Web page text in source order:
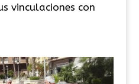
vinculaciones con